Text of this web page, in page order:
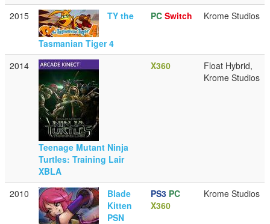
2015 TY the
Tasmanian Tiger 4
PC Switch Krome Studios
2014
Teenage Mutant Ninja
Turtles: Training Lair
XBLA
X360
Float Hybrid,
Krome Studios
2010
Blade
Kitten
PSN
PS3 PC
X360
Krome Studios